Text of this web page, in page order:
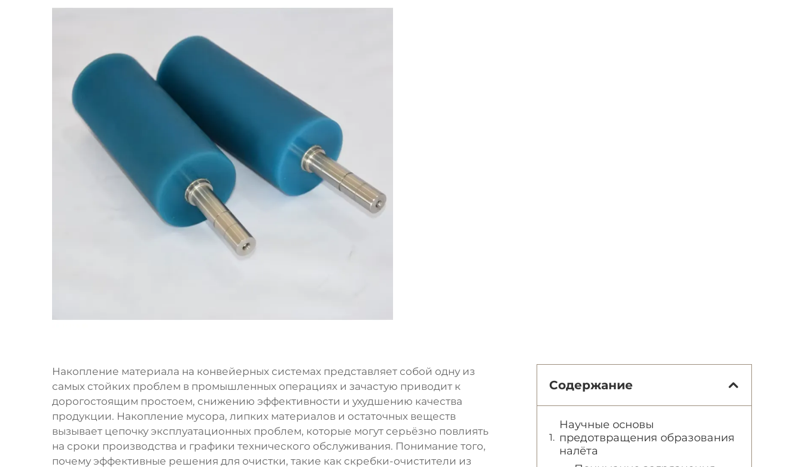
Накопление материала на конвейерных системах представляет собой одну из
самых стойких проблем в промышленных операциях и зачастую приводит к
дорогостоящим простоем, снижению эффективности и ухудшению качества
продукции. Накопление мусора, липких материалов и остаточных веществ
вызывает цепочку эксплуатационных проблем, которые могут серьёзно повлиять
на сроки производства и графики технического обслуживания. Понимание того,
почему эффективные решения для очистки, такие как скребки-очистители из
Содержание
Научные основы
предотвращения образования
налёта